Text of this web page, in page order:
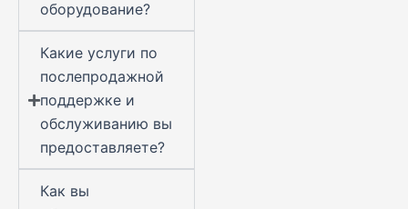
оборудование?
Какие услуги по
послепродажной
поддержке и
обслуживанию вы
предоставляете?
Как вы